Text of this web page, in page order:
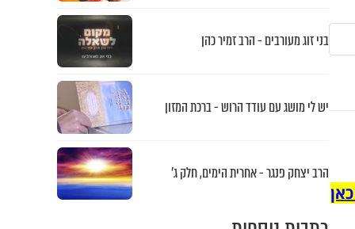
בני זוג מעורבים - הרב זמיר כהן
יש לי מושג עם עודד הרוש - ברכת המזון
הרב יצחק פנגר - אחרית הימים, חלק ג’